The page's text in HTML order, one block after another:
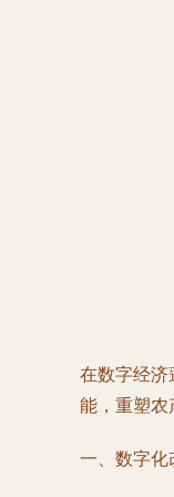
在数字经济
能，重塑农
一、数字化